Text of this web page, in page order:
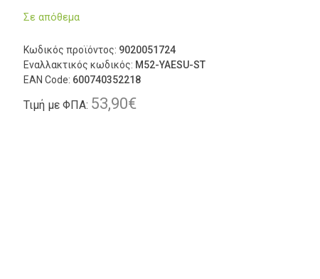
Σε απόθεμα
Κωδικός προϊόντος: 9020051724
Εναλλακτικός κωδικός: M52-YAESU-ST
EAN Code: 600740352218
Τιμή με ΦΠΑ: 53,90€